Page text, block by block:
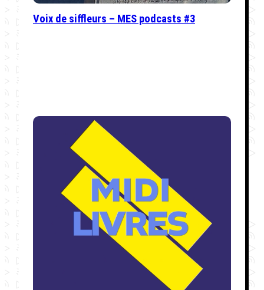
Voix de siffleurs – MES podcasts #3